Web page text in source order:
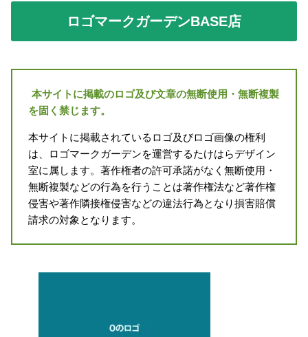
ロゴマークガーデンBASE店
本サイトに掲載のロゴ及び文章の無断使用・無断複製
を固く禁じます。
本サイトに掲載されているロゴ及びロゴ画像の権利
は、ロゴマークガーデンを運営するたけはらデザイン
室に属します。著作権者の許可承諾がなく無断使用・
無断複製などの行為を行うことは著作権法など著作権
侵害や著作隣接権侵害などの違法行為となり損害賠償
請求の対象となります。